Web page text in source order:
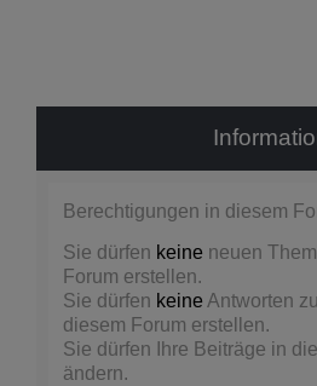
Berechtigungen in diesem
Sie dürfen keine neuen
Forum erstellen.
Sie dürfen keine Antworten
diesem Forum erstellen.
Sie dürfen Ihre Beiträge in
ändern.